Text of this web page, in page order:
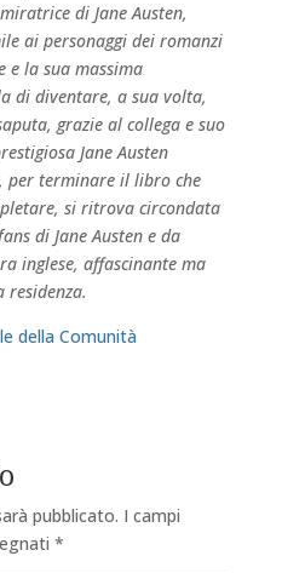
di Jane Austen,
ai personaggi dei romanzi
e la sua massima
di diventare, a sua volta,
grazie al collega e suo
Jane Austen
per terminare il libro che
si ritrova circondata
di Jane Austen e da
inglese, affascinante ma
residenza.
della Comunità
pubblicato. I campi
*